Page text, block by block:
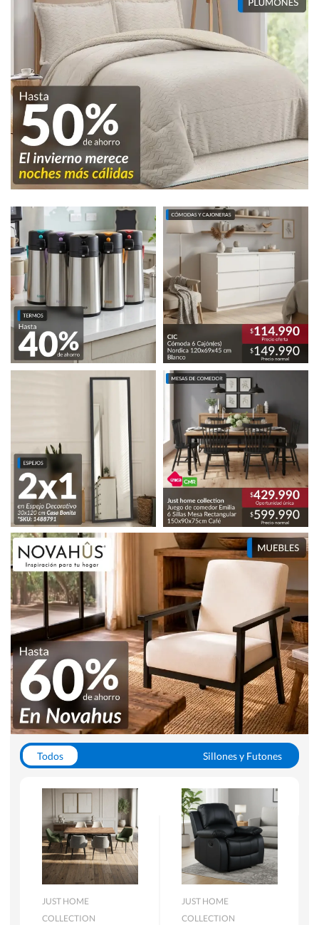
Todos
Sillones y Futones
Escritorios y Sillas PC
Racks y Muebles TV
Alfombras
JUST HOME
COLLECTION
JUST HOME
COLLECTION